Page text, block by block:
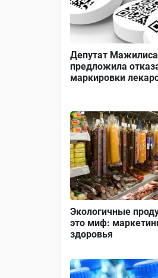
Депутат Мажилиса
предложила
маркировки
Экологичные
это миф:
здоровья